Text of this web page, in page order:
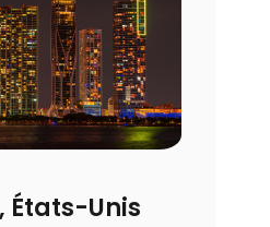
États-Unis